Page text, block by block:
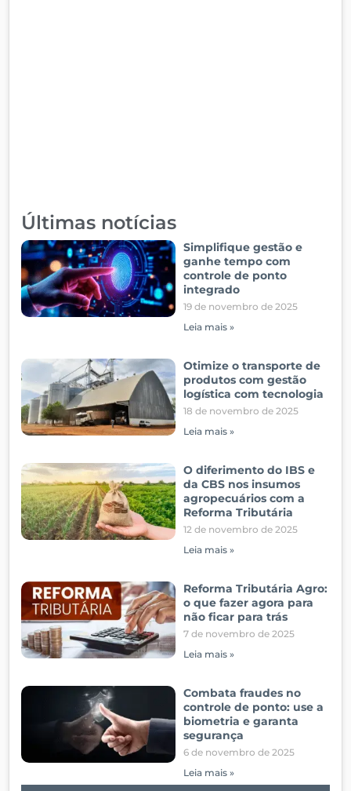
Últimas notícias
Simplifique gestão e
ganhe tempo com
controle de ponto
integrado
19 de novembro de 2025
Leia mais »
Otimize o transporte de
produtos com gestão
logística com tecnologia
18 de novembro de 2025
Leia mais »
O diferimento do IBS e
da CBS nos insumos
agropecuários com a
Reforma Tributária
12 de novembro de 2025
Leia mais »
Reforma Tributária Agro:
o que fazer agora para
não ficar para trás
7 de novembro de 2025
Leia mais »
Combata fraudes no
controle de ponto: use a
biometria e garanta
segurança
6 de novembro de 2025
Leia mais »